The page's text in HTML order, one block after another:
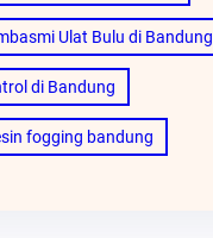
Ulat Bulu di Bandung
di Bandung
fogging bandung